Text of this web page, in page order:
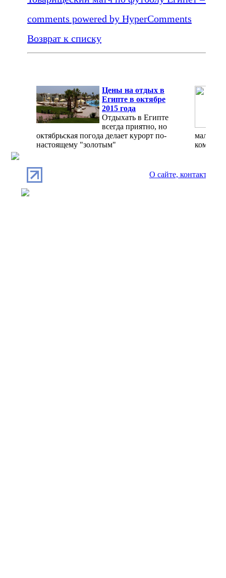
comments powered by HyperComments
Возврат к списку
Цены на отдых в
Египте в октябре
2015 года
Отдыхать в Египте
всегда приятно, но
октябрьская погода делает курорт по-
настоящему "золотым"
мало, а
О сайте, контакты